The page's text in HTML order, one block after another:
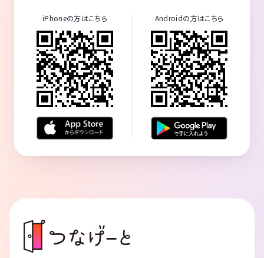
iPhoneの方はこちら Androidの方はこちら